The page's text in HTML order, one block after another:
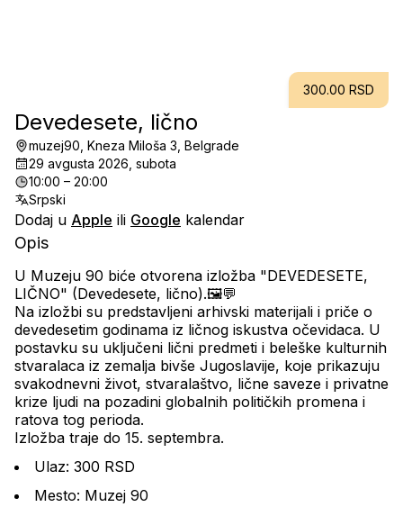
300.00 RSD
Devedesete, lično
muzej90, Kneza Miloša 3, Belgrade
29 avgusta 2026, subota
10:00 – 20:00
Srpski
Dodaj u Apple ili Google kalendar
Opis
U Muzeju 90 biće otvorena izložba "DEVEDESETE,
LIČNO" (Devedesete, lično).🖼💬
Na izložbi su predstavljeni arhivski materijali i priče o
devedesetim godinama iz ličnog iskustva očevidaca. U
postavku su uključeni lični predmeti i beleške kulturnih
stvaralaca iz zemalja bivše Jugoslavije, koje prikazuju
svakodnevni život, stvaralaštvo, lične saveze i privatne
krize ljudi na pozadini globalnih političkih promena i
ratova tog perioda.
Izložba traje do 15. septembra.
Ulaz: 300 RSD
Mesto: Muzej 90